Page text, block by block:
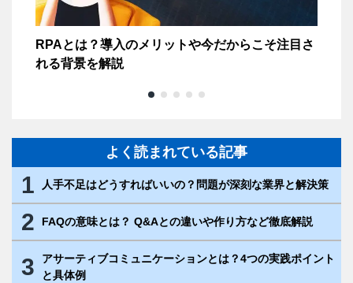
RPAとは？導入のメリットや今だからこそ注目さ
れる背景を解説
よく読まれている記事
1 人手不足はどうすればいいの？問題が深刻な業界と解決策
2 FAQの意味とは？ Q&Aとの違いや作り方など徹底解説
3
アサーティブコミュニケーションとは？4つの実践ポイント
と具体例